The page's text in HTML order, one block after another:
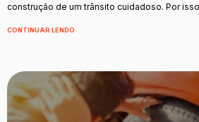
construção de um trânsito cuidadoso. Por
CONTINUAR LENDO